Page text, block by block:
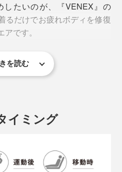
滴（約0.04ml）を落として
試験。水滴を落として、表面の鏡面反
測定。一般的にスポーツウエアの基準
度生地が吸収した水分が逆
にくく快適です。
したいのが、『VENEX』の
るだけでお疲れボディを修復
です。
る秘密は、『VENEX』オリ
を読む
イミング